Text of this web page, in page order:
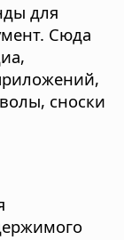
для
Сюда
сноски